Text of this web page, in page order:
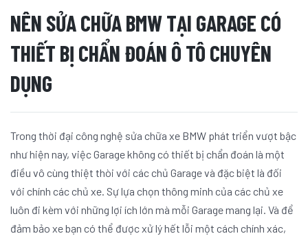
NÊN SỬA CHỮA BMW TẠI GARAGE CÓ
THIẾT BỊ CHẨN ĐOÁN Ô TÔ CHUYÊN
DỤNG
Trong thời đại công nghệ sửa chữa xe BMW phát triển vượt bậc
như hiện nay, việc Garage không có thiết bị chẩn đoán là một
điều vô cùng thiệt thòi với các chủ Garage và đặc biệt là đối
với chính các chủ xe. Sự lựa chọn thông minh của các chủ xe
luôn đi kèm với những lợi ích lớn mà mỗi Garage mang lại. Và để
đảm bảo xe bạn có thể được xử lý hết lỗi một cách chính xác,